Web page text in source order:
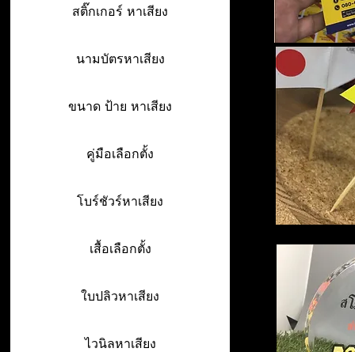
สติ๊กเกอร์ หาเสียง
นามบัตรหาเสียง
ขนาด ป้าย หาเสียง
คู่มือเลือกตั้ง
โบร์ชัวร์หาเสียง
เสื้อเลือกตั้ง
ใบปลิวหาเสียง
ไวนิลหาเสียง